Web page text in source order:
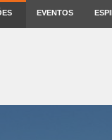
EVENTOS